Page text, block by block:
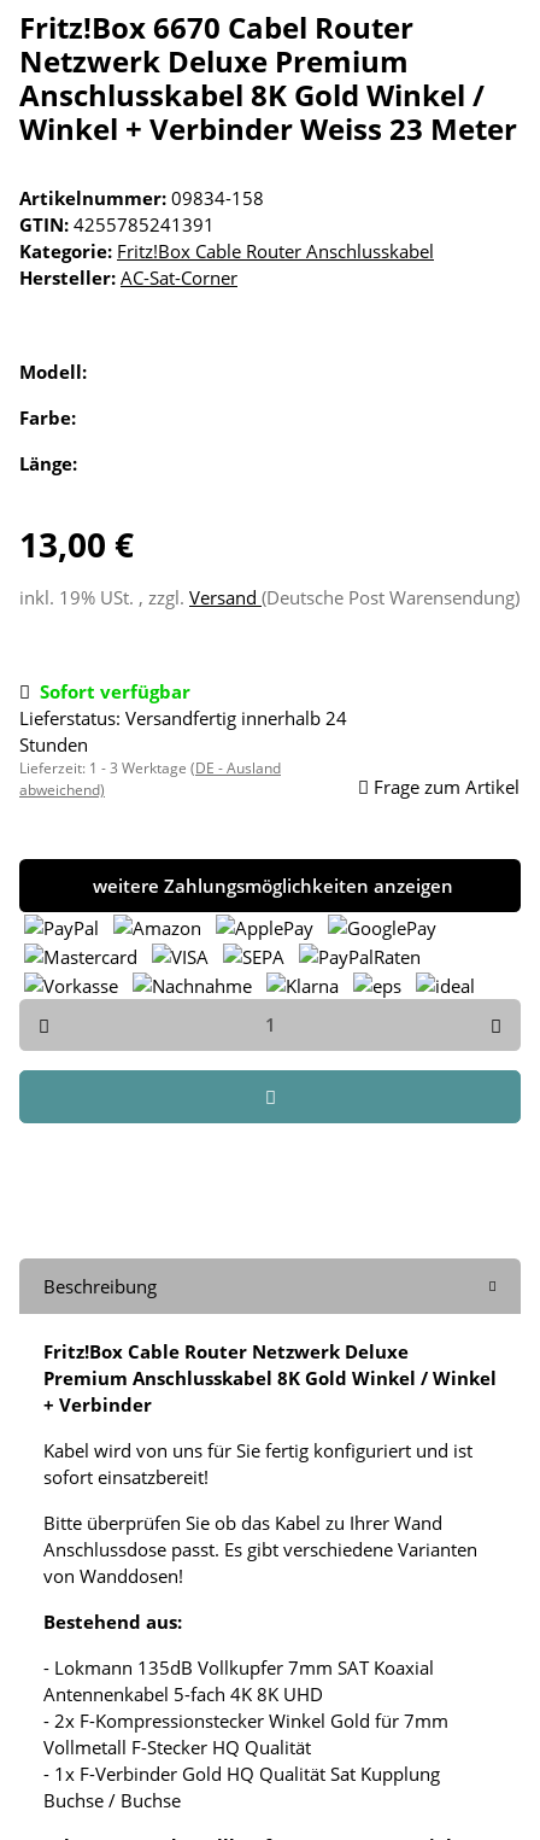
Fritz!Box 6670 Cabel Router
Netzwerk Deluxe Premium
Anschlusskabel 8K Gold Winkel /
Winkel + Verbinder Weiss 23 Meter
Artikelnummer: 09834-158
GTIN: 4255785241391
Kategorie: Fritz!Box Cable Router Anschlusskabel
Hersteller: AC-Sat-Corner
Modell:
Farbe:
Länge:
13,00 €
inkl. 19% USt. , zzgl. Versand (Deutsche Post Warensendung)
Sofort verfügbar
Lieferstatus: Versandfertig innerhalb 24
Stunden
Lieferzeit: 1 - 3 Werktage (DE - Ausland
abweichend)
Frage zum Artikel
weitere Zahlungsmöglichkeiten anzeigen
Beschreibung
Fritz!Box Cable Router Netzwerk Deluxe
Premium Anschlusskabel 8K Gold Winkel / Winkel
+ Verbinder
Kabel wird von uns für Sie fertig konfiguriert und ist
sofort einsatzbereit!
Bitte überprüfen Sie ob das Kabel zu Ihrer Wand
Anschlussdose passt. Es gibt verschiedene Varianten
von Wanddosen!
Bestehend aus:
- Lokmann 135dB Vollkupfer 7mm SAT Koaxial
Antennenkabel 5-fach 4K 8K UHD
- 2x F-Kompressionstecker Winkel Gold für 7mm
Vollmetall F-Stecker HQ Qualität
- 1x F-Verbinder Gold HQ Qualität Sat Kupplung
Buchse / Buchse